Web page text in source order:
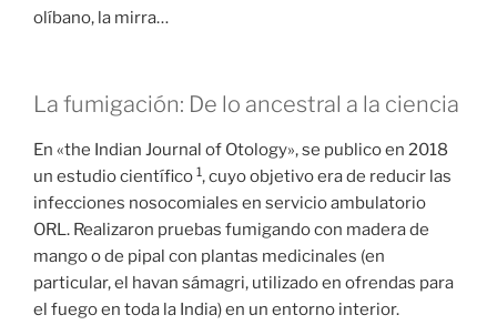
olíbano, la mirra…
La fumigación: De lo ancestral a la ciencia
En «the Indian Journal of Otology», se publico en 2018
un estudio científico 1, cuyo objetivo era de reducir las
infecciones nosocomiales en servicio ambulatorio
ORL. Realizaron pruebas fumigando con madera de
mango o de pipal con plantas medicinales (en
particular, el havan sámagri, utilizado en ofrendas para
el fuego en toda la India) en un entorno interior.